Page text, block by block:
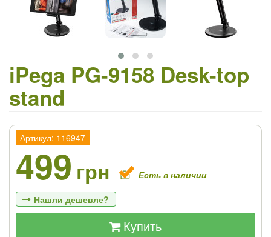
iPega PG-9158 Desk-top
stand
Артикул: 116947
499 грн Есть в наличии
Нашли дешевле?
Купить